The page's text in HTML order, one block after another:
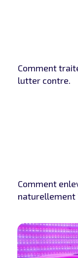
Comment
lutter contre.
Comment
naturellement